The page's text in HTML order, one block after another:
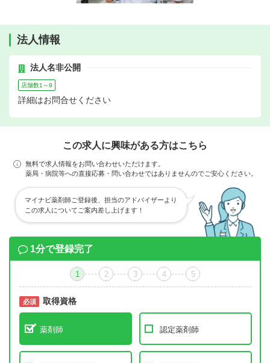
法人情報
法人名非公開
店舗数1～9
詳細はお問合せください
この求人に興味がある方はこちら
無料で求人情報をお問い合わせいただけます。
薬局・病院等への直接応募・問い合わせではありませんのでご安心ください。
マイナビ薬剤師ご登録後、担当のアドバイザーより
この求人についてご案内差し上げます！
1分で登録完了
1 2 3 4 5
必須 取得資格
薬剤師 認定薬剤師